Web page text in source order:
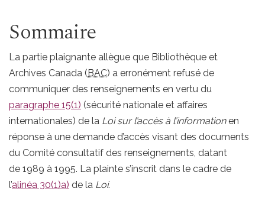
Sommaire
La partie plaignante allègue que Bibliothèque et
Archives Canada (BAC) a erronément refusé de
communiquer des renseignements en vertu du
paragraphe 15(1) (sécurité nationale et affaires
internationales) de la Loi sur l’accès à l’informationen
réponse à une demande d’accès visant des documents
du Comité consultatif des renseignements, datant
de 1989 à 1995. La plainte s’inscrit dans le cadre de
l’alinéa 30(1)a) de la Loi.